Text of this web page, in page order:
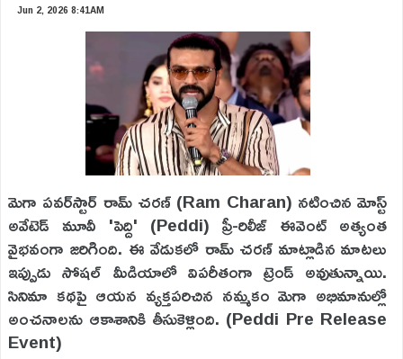
Jun 2, 2026 8:41AM
మెగా పవర్‌స్టార్ రామ్ చరణ్ (Ram Charan) నటించిన మోస్ట్
అవేటెడ్ మూవీ 'పెద్ది' (Peddi) ప్రీ-రిలీజ్ ఈవెంట్ అత్యంత
వైభవంగా జరిగింది. ఈ వేడుకలో రామ్ చరణ్ మాట్లాడిన మాటలు
ఇప్పుడు సోషల్ మీడియాలో విపరీతంగా ట్రెండ్ అవుతున్నాయి.
సినిమా కథపై ఆయన వ్యక్తపరిచిన నమ్మకం మెగా అభిమానుల్లో
అంచనాలను ఆకాశానికి తీసుకెళ్లింది. (Peddi Pre Release
Event)